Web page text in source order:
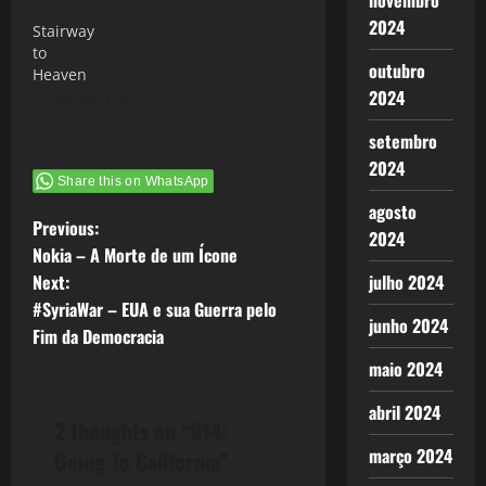
Stairway
to
Heaven
Share this on WhatsApp
P
o
s
Previous:
Nokia – A Morte de um Ícone
Next:
#SyriaWar – EUA e sua Guerra pelo
Fim da Democracia
2024
outubro
2024
setembro
2024
agosto
2024
julho 2024
junho 2024
maio 2024
abril 2024
março 2024